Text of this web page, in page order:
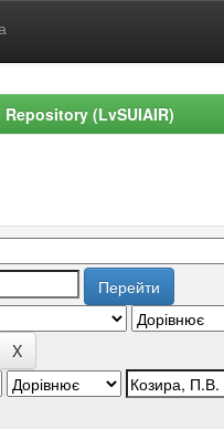
(LvSUIAIR)